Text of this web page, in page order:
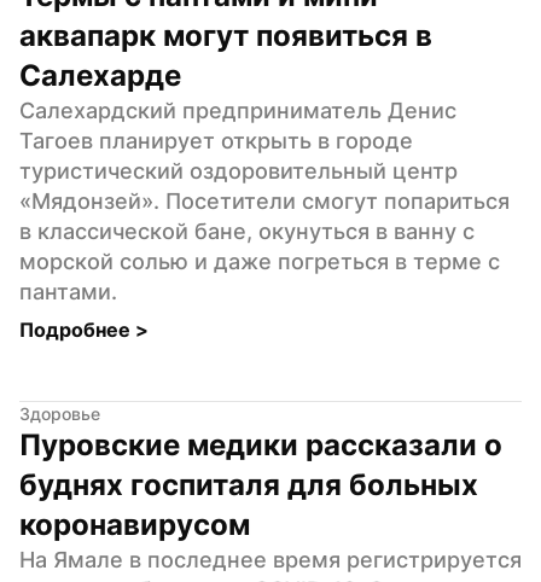
аквапарк могут появиться в
Салехарде
Салехардский предприниматель Денис
Тагоев планирует открыть в городе
туристический оздоровительный центр
«Мядонзей». Посетители смогут попариться
в классической бане, окунуться в ванну с
морской солью и даже погреться в терме с
пантами.
Подробнее >
Здоровье
Пуровские медики рассказали о
буднях госпиталя для больных
коронавирусом
На Ямале в последнее время регистрируется